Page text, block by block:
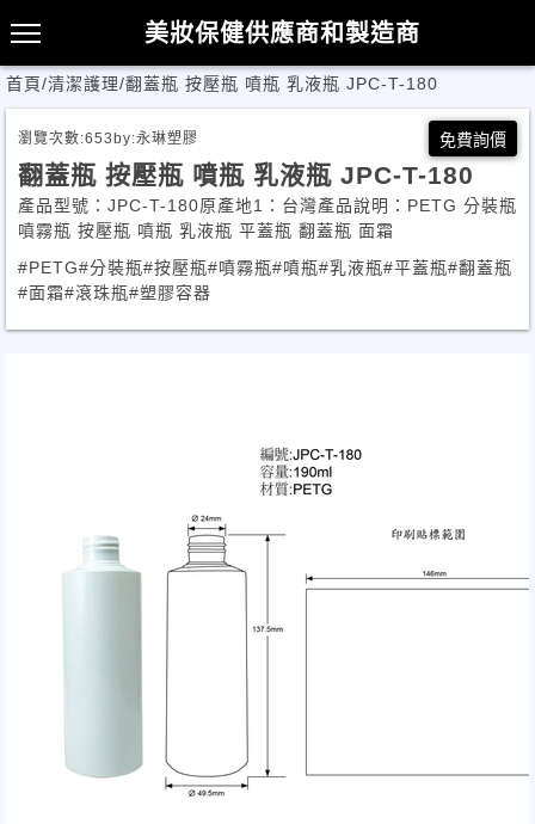
美妝保健供應商和製造商
首頁/清潔護理/翻蓋瓶 按壓瓶 噴瓶 乳液瓶 JPC-T-180
瀏覽次數:653 by:永琳塑膠 免費詢價
翻蓋瓶 按壓瓶 噴瓶 乳液瓶 JPC-T-180
產品型號：JPC-T-180原產地1：台灣產品說明：PETG 分裝瓶
噴霧瓶 按壓瓶 噴瓶 乳液瓶 平蓋瓶 翻蓋瓶 面霜
#PETG#分裝瓶#按壓瓶#噴霧瓶#噴瓶#乳液瓶#平蓋瓶#翻蓋瓶
#面霜#滾珠瓶#塑膠容器